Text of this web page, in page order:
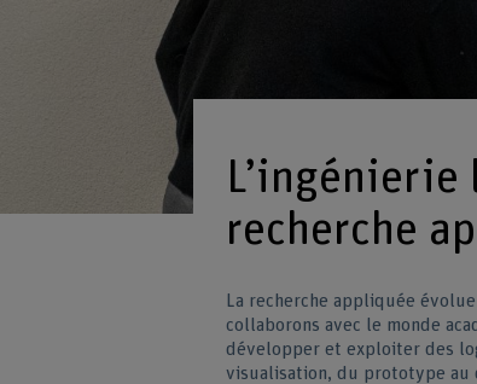
recherche
La recherche appliquée
collaborons avec le monde
développer et exploiter des
visualisation, du prototype au